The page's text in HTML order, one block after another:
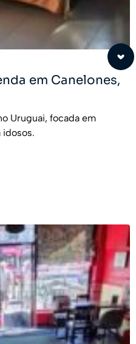
em Canelones,
Uruguai, focada em
idosos.